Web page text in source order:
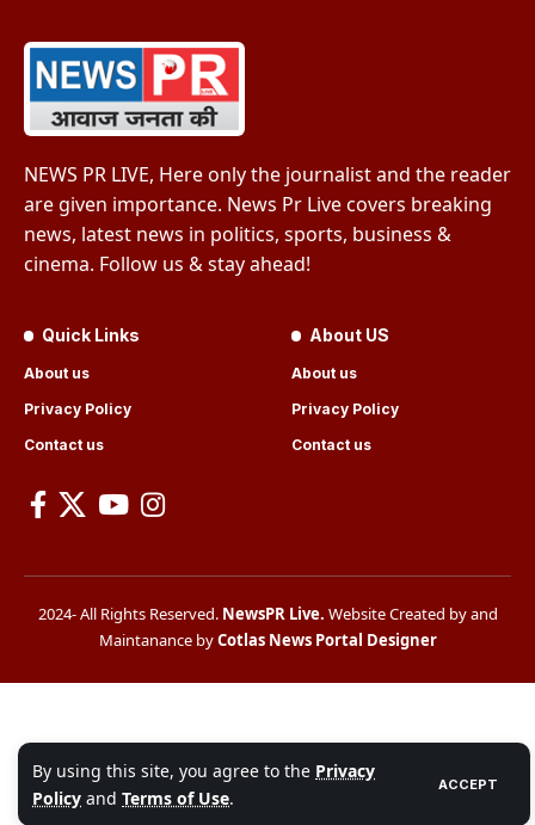
By using this site, you agree to the Privacy
Policy and Terms of Use.
ACCEPT
NEWS PR LIVE, Here only the journalist and the reader
are given importance. News Pr Live covers breaking
news, latest news in politics, sports, business &
cinema. Follow us & stay ahead!
Quick Links
About us
Privacy Policy
Contact us
About US
About us
Privacy Policy
Contact us
2024- All Rights Reserved. NewsPR Live. Website Created by and
Maintanance byCotlas News Portal Designer